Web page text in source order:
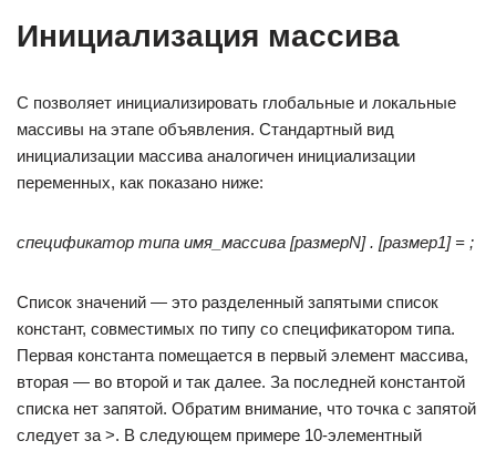
Инициализация массива
С позволяет инициализировать глобальные и локальные
массивы на этапе объявления. Стандартный вид
инициализации массива аналогичен инициализации
переменных, как показано ниже:
спецификатор типа имя_массива [размерN] . [размер1] = ;
Список значений — это разделенный запятыми список
констант, совместимых по типу со спецификатором типа.
Первая константа помещается в первый элемент массива,
вторая — во второй и так далее. За последней константой
списка нет запятой. Обратим внимание, что точка с запятой
следует за >. В следующем примере 10-элементный